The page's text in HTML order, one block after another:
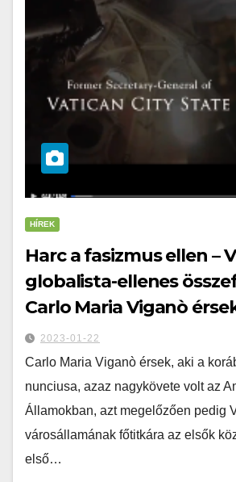
HÍREK
Harc a fasizmus ellen –
globalista-ellenes
Carlo Maria Viganò
2023-01-22
Carlo Maria Viganò érsek, aki a
nunciusa, azaz nagykövete volt az
Államokban, azt megelőzően pedig
városállamának főtitkára az elsők
első…